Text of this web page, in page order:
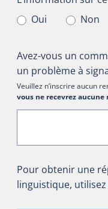
Oui
Non
Avez-vous un
un problème à
Veuillez n’inscrire aucun
vous ne recevrez aucune
Pour obtenir une
linguistique,